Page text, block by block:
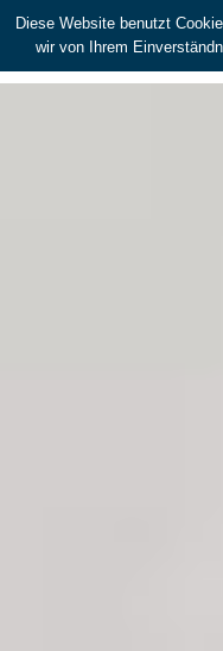
Diese Website benutzt
wir von Ihrem